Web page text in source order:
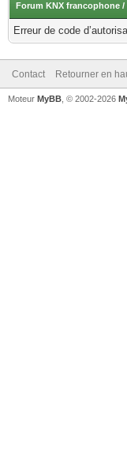
Forum KNX francophone
Erreur de code
Contact Retourner en
Moteur MyBB , © 2002-2026